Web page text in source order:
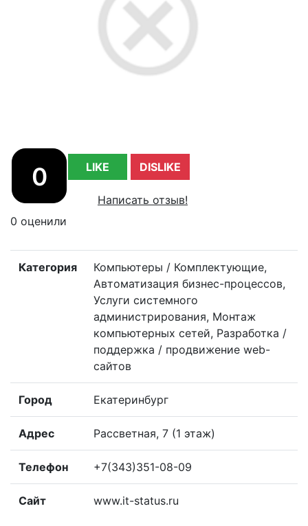
0 LIKE DISLIKE
Написать отзыв!
0 оценили
Категория
Компьютеры / Комплектующие,
Автоматизация бизнес-процессов,
Услуги системного
администрирования, Монтаж
компьютерных сетей, Разработка /
поддержка / продвижение web-
сайтов
Город Екатеринбург
Адрес Рассветная, 7 (1 этаж)
Телефон +7(343)351-08-09
Сайт www.it-status.ru